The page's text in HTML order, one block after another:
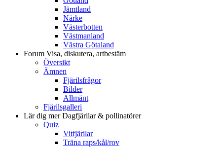
Jämtland
Närke
Västerbotten
Västmanland
Västra Götaland
Forum Visa, diskutera, artbestäm
Översikt
Ämnen
Fjärilsfrågor
Bilder
Allmänt
Fjärilsgalleri
Lär dig merDagfjärilar & pollinatörer
Quiz
Vitfjärilar
Träna raps/kål/rov